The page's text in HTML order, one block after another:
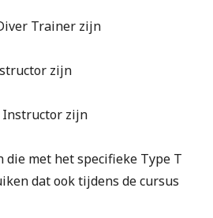
Trainer zijn
zijn
Instructor zijn
die met het specifieke Type T
dat ook tijdens de cursus